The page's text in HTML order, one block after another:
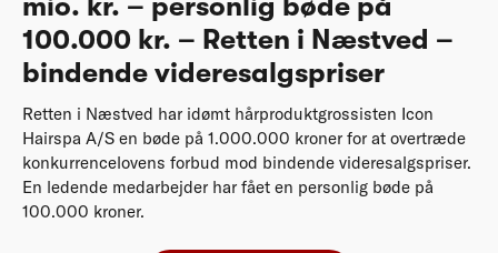
100.000 kr. – Retten i Næstved –
bindende videresalgspriser
Retten i Næstved har idømt hårproduktgrossisten Icon
Hairspa A/S en bøde på 1.000.000 kroner for at overtræde
konkurrencelovens forbud mod bindende videresalgspriser.
En ledende medarbejder har fået en personlig bøde på
100.000 kroner.